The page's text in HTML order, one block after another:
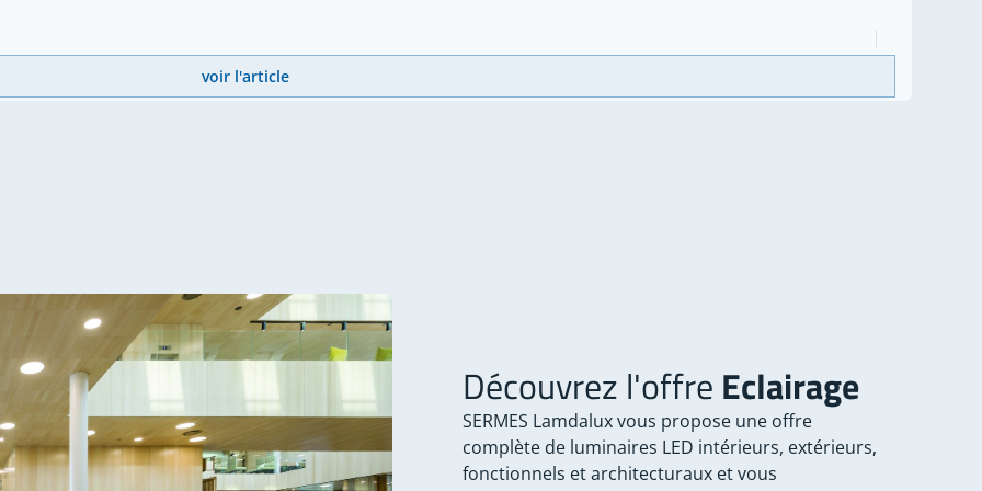
voir l'article
Découvrez l'offre Eclairage
SERMES Lamdalux vous propose une offre
complète de luminaires LED intérieurs, extérieurs,
fonctionnels et architecturaux et vous